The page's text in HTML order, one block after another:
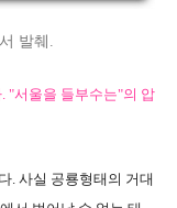
발췌.
"서울을 들부수는"의 압
. 사실 공룡형태의 거대